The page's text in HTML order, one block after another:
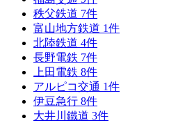
秩父鉄道 7件
富山地方鉄道 1件
北陸鉄道 4件
長野電鉄 7件
上田電鉄 8件
アルピコ交通 1件
伊豆急行 8件
大井川鐵道 3件